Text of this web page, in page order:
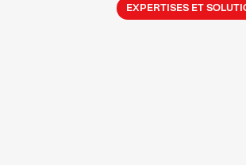
EXPERTISES ET